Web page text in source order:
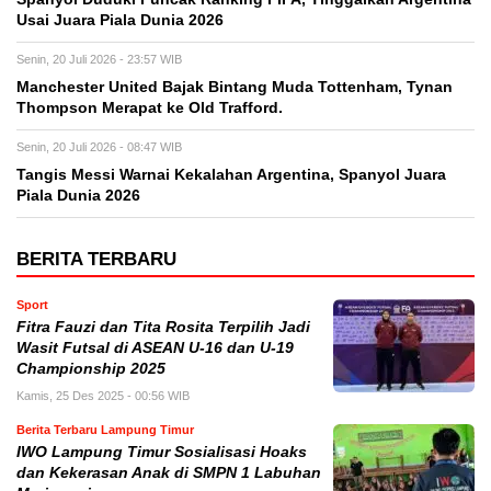
Usai Juara Piala Dunia 2026
Senin, 20 Juli 2026 - 23:57 WIB
Manchester United Bajak Bintang Muda Tottenham, Tynan
Thompson Merapat ke Old Trafford.
Senin, 20 Juli 2026 - 08:47 WIB
Tangis Messi Warnai Kekalahan Argentina, Spanyol Juara
Piala Dunia 2026
BERITA TERBARU
Sport
Fitra Fauzi dan Tita Rosita Terpilih Jadi
Wasit Futsal di ASEAN U-16 dan U-19
Championship 2025
Kamis, 25 Des 2025 - 00:56 WIB
Berita Terbaru Lampung Timur
IWO Lampung Timur Sosialisasi Hoaks
dan Kekerasan Anak di SMPN 1 Labuhan